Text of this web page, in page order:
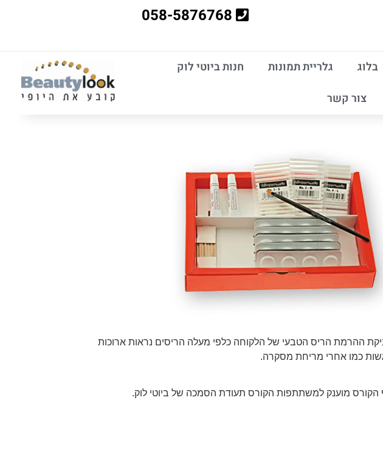
058-5876768
בלוג גלריית תמונות
חנות ביוטי לוק
צור קשר
ההרמת הריס הטבעי של הלקוחה כלפי מעלה הריסים נראות ארוכות
כמו אחרי מריחת מסקרה.
הקורס מוענק למשתתפות הקורס תעודת הסמכה של ביוטי לוק.